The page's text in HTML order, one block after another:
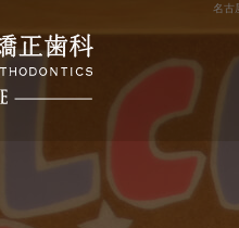
名古